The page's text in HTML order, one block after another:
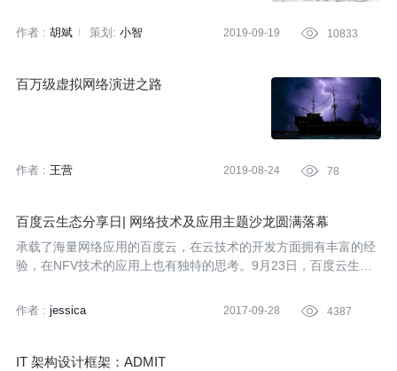
作者 : 胡斌 策划: 小智 2019-09-19  10833
百万级虚拟网络演进之路
作者 : 王营 2019-08-24  78
百度云生态分享日| 网络技术及应用主题沙龙圆满落幕
承载了海量网络应用的百度云，在云技术的开发方面拥有丰富的经
验，在NFV技术的应用上也有独特的思考。9月23日，百度云生态
师和架构师们，就百度云网络技术的发展与思考、NFV技术演进、
CDN架构揭秘的主题内容展开精彩分享。
作者 : jessica 2017-09-28  4387
IT 架构设计框架：ADMIT